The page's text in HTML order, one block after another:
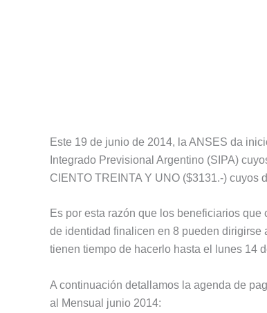
Este 19 de junio de 2014, la ANSES da
Integrado Previsional Argentino (SIPA)
CIENTO TREINTA Y UNO ($3131.-) cuyos
Es por esta razón que los beneficiarios
de identidad finalicen en 8 pueden
tienen tiempo de hacerlo hasta el lunes 14
A continuación detallamos la agenda de
al Mensual junio 2014: